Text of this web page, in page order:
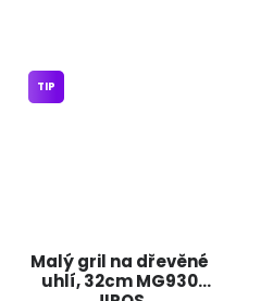
Malý gril na dřevěné
uhlí, 32cm MG930
TIP